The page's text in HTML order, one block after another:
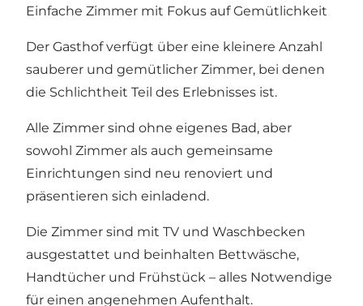
Einfache Zimmer mit Fokus auf Gemütlichkeit
Der Gasthof verfügt über eine kleinere Anzahl
sauberer und gemütlicher Zimmer, bei denen
die Schlichtheit Teil des Erlebnisses ist.
Alle Zimmer sind ohne eigenes Bad, aber
sowohl Zimmer als auch gemeinsame
Einrichtungen sind neu renoviert und
präsentieren sich einladend.
Die Zimmer sind mit TV und Waschbecken
ausgestattet und beinhalten Bettwäsche,
Handtücher und Frühstück – alles Notwendige
für einen angenehmen Aufenthalt.